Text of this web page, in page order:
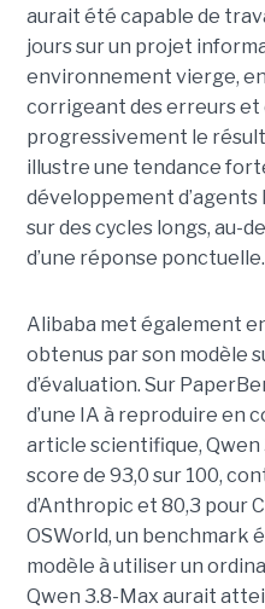
aurait été capable de
jours sur un projet
environnement vierge,
corrigeant des erreurs et
progressivement le
illustre une tendance
développement
sur des cycles longs, au-
d’une réponse ponctuelle.
Alibaba met également
obtenus par son modèle
d’évaluation. Sur
d’une IA à reproduire en
article scientifique,
score de 93,0 sur 100,
d’Anthropic et 80,3 pour
OSWorld, un benchmark
modèle à utiliser un
Qwen 3.8-Max aurait